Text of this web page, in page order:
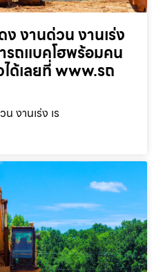
งานด่วน งานเร่ง
รถแบคโฮพร้อมคน
ด้เลยที่ www.รถ
งานเร่ง เร